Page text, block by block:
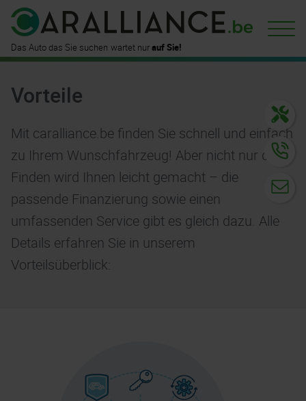
Das Auto das Sie suchen
bereits verfügbar!
finden Siebei uns!
Vorteile
Mit caralliance.be finden Sie schnell und einfach
zu Ihrem Wunschfahrzeug! Aber nicht nur das
Finden wird Ihnen leicht gemacht – die
passende Finanzierung sowie einen
umfassenden Service gibt es gleich dazu. Alle
Details erfahren Sie in unserem
Vorteilsüberblick: